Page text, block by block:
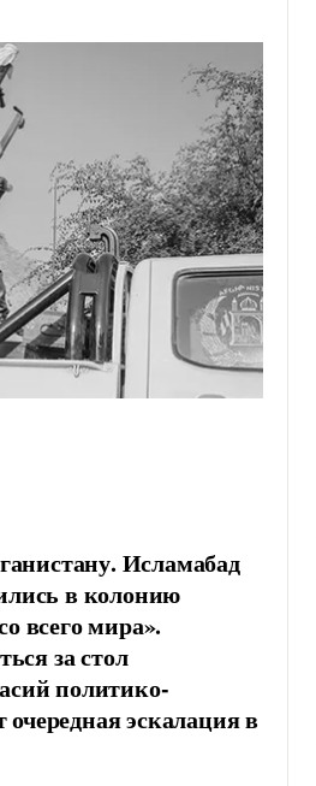
Исламабад
в колонию
всего мира».
за стол
политико-
эскалация в